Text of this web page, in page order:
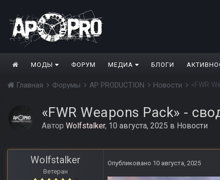
МОДЫ ФОРУМ МЕДИА БЛОГИ
Главная Форумы AP PRODUCTION Новости «FWR
«FWR Weapons Pack» -
Автор Wolfstalker, 10 августа, 2025 в Новости
Wolfstalker
Ветеран
Опубликовано 10 августа, 2025